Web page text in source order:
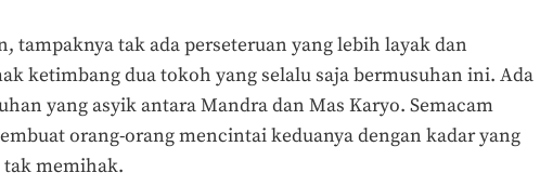
tampaknya tak ada perseteruan yang lebih layak dan
ketimbang dua tokoh yang selalu saja bermusuhan ini. Ada
yang asyik antara Mandra dan Mas Karyo. Semacam
orang-orang mencintai keduanya dengan kadar yang
tak memihak.